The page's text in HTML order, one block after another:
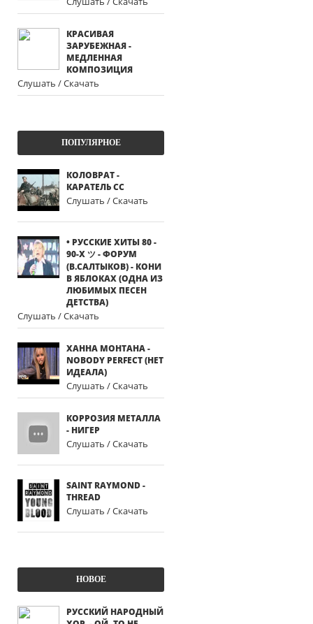
КРАСИВАЯ
ЗАРУБЕЖНАЯ -
МЕДЛЕННАЯ
КОМПОЗИЦИЯ
Слушать / Скачать
ПОПУЛЯРНОЕ
КОЛОВРАТ -
КАРАТЕЛЬ СС
Слушать / Скачать
• РУССКИЕ ХИТЫ 80 -
90-Х ツ - ФОРУМ
(В.САЛТЫКОВ) - КОНИ
В ЯБЛОКАХ (ОДНА ИЗ
ЛЮБИМЫХ ПЕСЕН
ДЕТСТВА)
Слушать / Скачать
ХАННА МОНТАНА -
NOBODY PERFECT (НЕТ
ИДЕАЛА)
Слушать / Скачать
КОРРОЗИЯ МЕТАЛЛА
- НИГЕР
Слушать / Скачать
SAINT RAYMOND -
THREAD
Слушать / Скачать
НОВОЕ
РУССКИЙ НАРОДНЫЙ